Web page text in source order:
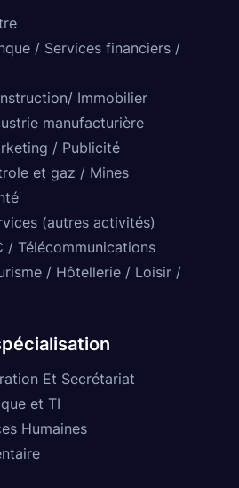
/ Services financiers /
Immobilier
manufacturière
/ Publicité
et gaz / Mines
(autres activités)
/ Télécommunications
/ Hôtellerie / Loisir /
Et Secrétariat
et TI
Humaines